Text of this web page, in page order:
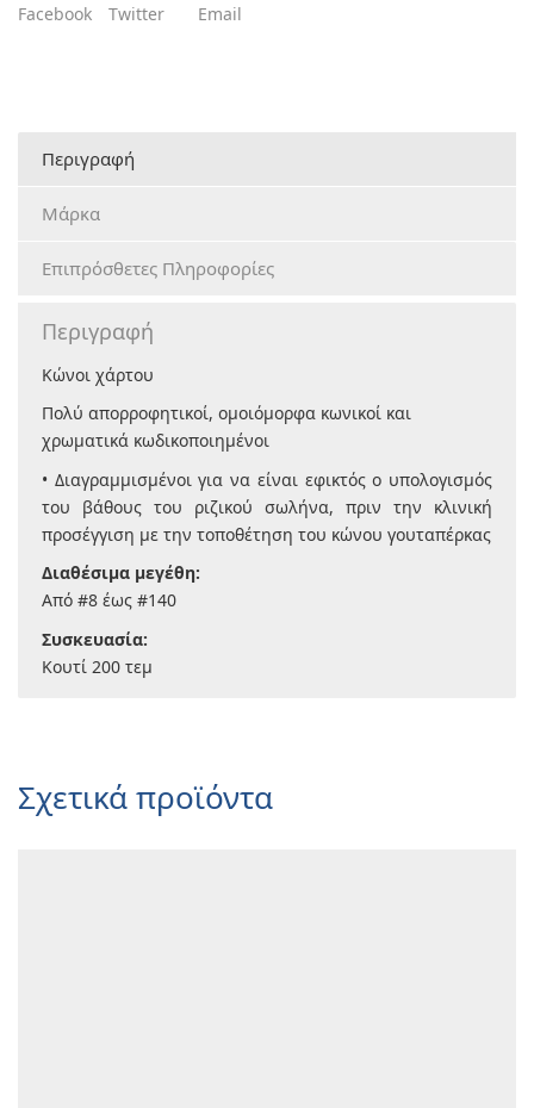
Facebook Twitter Email
Περιγραφή
Μάρκα
Επιπρόσθετες Πληροφορίες
Περιγραφή
Κώνοι χάρτου
Πολύ απορροφητικοί, ομοιόμορφα κωνικοί και
χρωματικά κωδικοποιημένοι
• Διαγραμμισμένοι για να είναι εφικτός ο υπολογισμός
του βάθους του ριζικού σωλήνα, πριν την κλινική
προσέγγιση με την τοποθέτηση του κώνου γουταπέρκας
Διαθέσιμα μεγέθη:
Από #8 έως #140
Συσκευασία:
Κουτί 200 τεμ
Σχετικά προϊόντα